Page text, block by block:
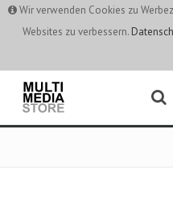
Wir verwenden Cookies zu
Websites zu verbessern.